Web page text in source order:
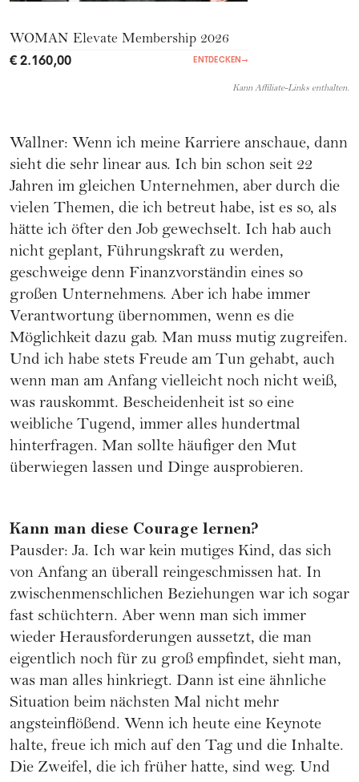
WOMAN Elevate Membership 2026
€ 2.160,00 ENTDECKEN→
Kann Affiliate-Links enthalten.
Wallner: Wenn ich meine Karriere anschaue, dann
sieht die sehr linear aus. Ich bin schon seit 22
Jahren im gleichen Unternehmen, aber durch die
vielen Themen, die ich betreut habe, ist es so, als
hätte ich öfter den Job gewechselt. Ich hab auch
nicht geplant, Führungskraft zu werden,
geschweige denn Finanzvorständin eines so
großen Unternehmens. Aber ich habe immer
Verantwortung übernommen, wenn es die
Möglichkeit dazu gab. Man muss mutig zugreifen.
Und ich habe stets Freude am Tun gehabt, auch
wenn man am Anfang vielleicht noch nicht weiß,
was rauskommt. Bescheidenheit ist so eine
weibliche Tugend, immer alles hundertmal
hinterfragen. Man sollte häufiger den Mut
überwiegen lassen und Dinge ausprobieren.
Kann man diese Courage lernen?
Pausder: Ja. Ich war kein mutiges Kind, das sich
von Anfang an überall reingeschmissen hat. In
zwischenmenschlichen Beziehungen war ich sogar
fast schüchtern. Aber wenn man sich immer
wieder Herausforderungen aussetzt, die man
eigentlich noch für zu groß empfindet, sieht man,
was man alles hinkriegt. Dann ist eine ähnliche
Situation beim nächsten Mal nicht mehr
angsteinflößend. Wenn ich heute eine Keynote
halte, freue ich mich auf den Tag und die Inhalte.
Die Zweifel, die ich früher hatte, sind weg. Und